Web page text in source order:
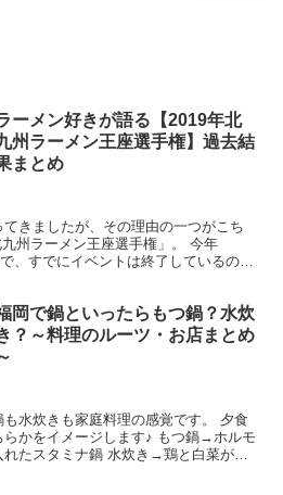
ーメン好きが語る【2019年北
州ラーメン王座選手権】過去結
まとめ
きましたが、その理由の一つがこち
州ラーメン王座選手権」。 今年
、すでにイベントは終了しているので
岡で鍋といったらもつ鍋？水炊
？～料理のルーツ・お店まとめ
水炊きも家庭料理の感覚です。 夕食
かをイメージします♪ もつ鍋→ホルモ
れたスタミナ鍋 水炊き→鶏と白菜が入